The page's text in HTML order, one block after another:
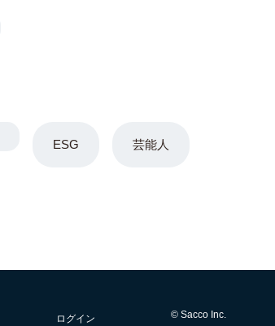
ESG 芸能人
ログイン © Sacco Inc.